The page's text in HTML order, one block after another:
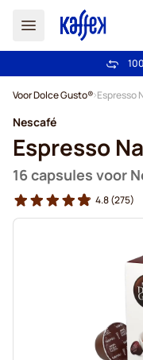
Voor Dolce Gusto® Espresso
Nescafé
Espresso
16 capsules voor
4.8(275)